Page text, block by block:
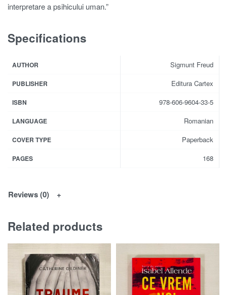
interpretare a psihicului uman.”
Specifications
AUTHOR Sigmunt Freud
PUBLISHER Editura Cartex
ISBN 978-606-9604-33-5
LANGUAGE Romanian
COVER TYPE Paperback
PAGES 168
Reviews (0)
Related products